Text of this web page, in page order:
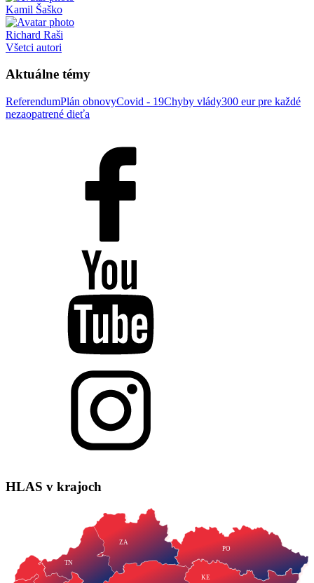
Kamil Šaško
Richard Raši
Všetci autori
Aktuálne témy
ReferendumPlán obnovyCovid - 19Chyby vlády300 eur pre každé
nezaopatrené dieťa
HLAS v krajoch
TN
ZA
PO
KE